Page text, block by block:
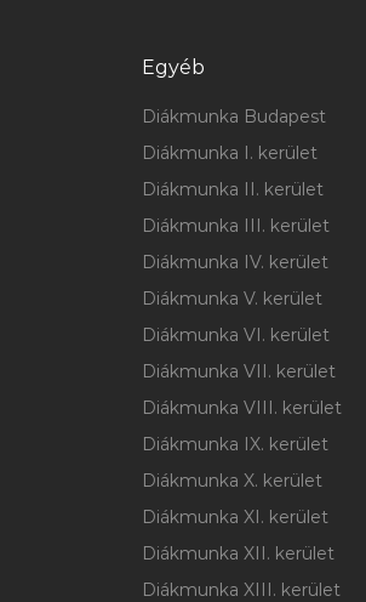
Egyéb
Diákmunka Budapest
Diákmunka I. kerület
Diákmunka II. kerület
Diákmunka III. kerület
Diákmunka IV. kerület
Diákmunka V. kerület
Diákmunka VI. kerület
Diákmunka VII. kerület
Diákmunka VIII. kerület
Diákmunka IX. kerület
Diákmunka X. kerület
Diákmunka XI. kerület
Diákmunka XII. kerület
Diákmunka XIII. kerület